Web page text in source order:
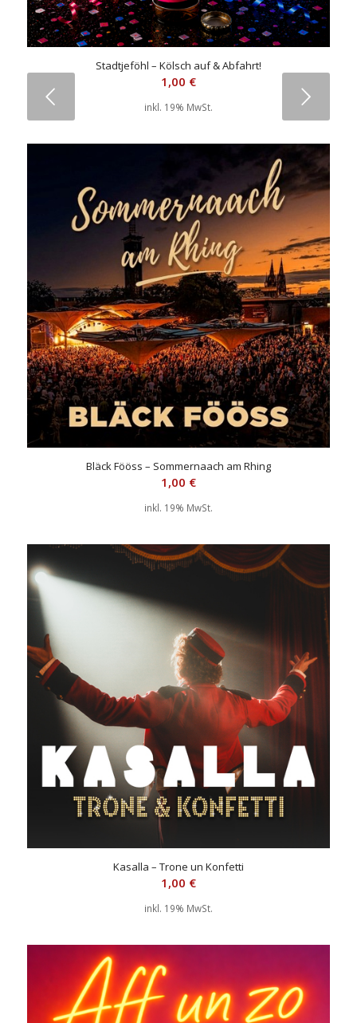
Stadtjeföhl – Kölsch auf & Abfahrt!
1,00 €
inkl. 19% MwSt.
Bläck Fööss – Sommernaach am Rhing
1,00 €
inkl. 19% MwSt.
Kasalla – Trone un Konfetti
1,00 €
inkl. 19% MwSt.
Weiter